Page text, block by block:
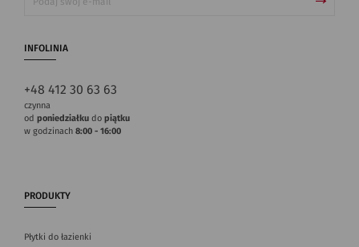
INFOLINIA
+48 412 30 63 63
czynna
od poniedziałku do piątku
w godzinach 8:00 - 16:00
PRODUKTY
Płytki do łazienki